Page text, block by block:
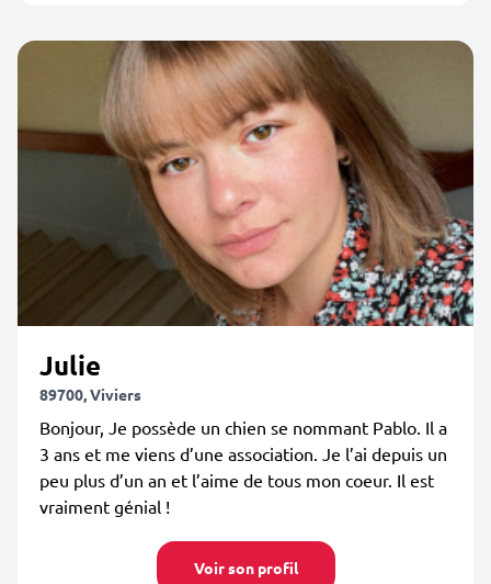
Julie
89700, Viviers
Bonjour, Je possède un chien se nommant Pablo. Il a
3 ans et me viens d’une association. Je l’ai depuis un
peu plus d’un an et l’aime de tous mon coeur. Il est
vraiment génial !
Voir son profil